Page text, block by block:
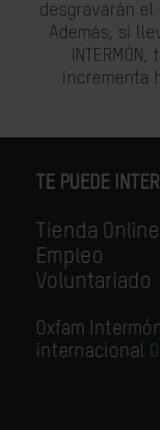
desgravarán el
Además, si
incrementa
TE PUEDE
Tienda Online
Empleo
Voluntariado
Oxfam
internacional